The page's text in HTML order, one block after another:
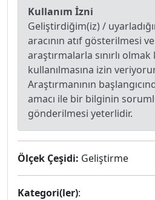
Kullanım İzni
Geliştirdiğim(iz) /
aracının atıf gösterilmesi
araştırmalarla sınırlı olmak
kullanılmasına izin
Araştırmanının
amacı ile bir bilginin
gönderilmesi yeterlidir.
Ölçek Çeşidi: Geliştirme
Kategori(ler):